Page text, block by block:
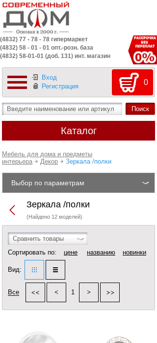
(4832) 77 - 78 - 78 гипермаркет
(4832) 58 - 01 - 01 опт.-розн. база
(4832) 58-01-01 (доб. 131) инт. магазин
Вход
Регистрация
0
Каталог
Мебель для дома и предметы
интерьера
Декор Зеркала /полки
Выбор по параметрам
Зеркала /полки
(Найдено 12 моделей)
Сравнить товары
Сортировать по:
цене названию новинки
Вид:
Все 1